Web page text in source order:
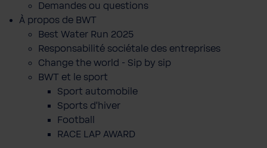
Demandes ou questions
À propos de BWT
Best Water Run 2025
Responsabilité sociétale des entreprises
Change the world - Sip by sip
BWT et le sport
Sport automobile
Sports d'hiver
Football
RACE LAP AWARD